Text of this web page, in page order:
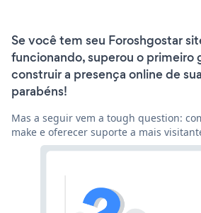
Se você tem seu Foroshgostar
funcionando, superou o primeiro
construir a presença online de
parabéns!
Mas a seguir vem a tough question:
make e oferecer suporte a mais